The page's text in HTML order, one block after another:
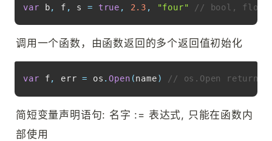
var b, f , s = true , 2.3 , "four" // bool,
调用一个函数，由函数返回的多个返回值初始化
var f, err = os .Open (name) // os.Open
简短变量声明语句: 名字 := 表达式, 只能在函数内
部使用